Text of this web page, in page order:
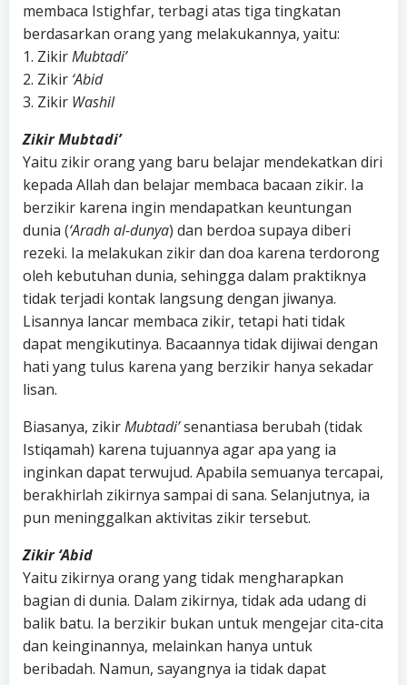
membaca Istighfar, terbagi atas tiga tingkatan
berdasarkan orang yang melakukannya, yaitu:
1. ZikirMubtadi’
2. Zikir ‘Abid
3. Zikir Washil
Zikir Mubtadi’
Yaitu zikir orang yang baru belajar mendekatkan diri
kepada Allah dan belajar membaca bacaan zikir. Ia
berzikir karena ingin mendapatkan keuntungan
dunia (‘Aradh al-dunya) dan berdoa supaya diberi
rezeki. Ia melakukan zikir dan doa karena terdorong
oleh kebutuhan dunia, sehingga dalam praktiknya
tidak terjadi kontak langsung dengan jiwanya.
Lisannya lancar membaca zikir, tetapi hati tidak
dapat mengikutinya. Bacaannya tidak dijiwai dengan
hati yang tulus karena yang berzikir hanya sekadar
lisan.
Biasanya, zikirMubtadi’senantiasa berubah (tidak
Istiqamah) karena tujuannya agar apa yang ia
inginkan dapat terwujud. Apabila semuanya tercapai,
berakhirlah zikirnya sampai di sana. Selanjutnya, ia
pun meninggalkan aktivitas zikir tersebut.
Zikir ‘Abid
Yaitu zikirnya orang yang tidak mengharapkan
bagian di dunia. Dalam zikirnya, tidak ada udang di
balik batu. Ia berzikir bukan untuk mengejar cita-cita
dan keinginannya, melainkan hanya untuk
beribadah. Namun, sayangnya ia tidak dapat